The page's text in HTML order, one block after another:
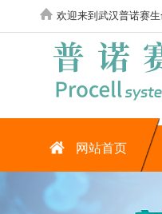
欢迎来到武汉普诺赛
网站首页